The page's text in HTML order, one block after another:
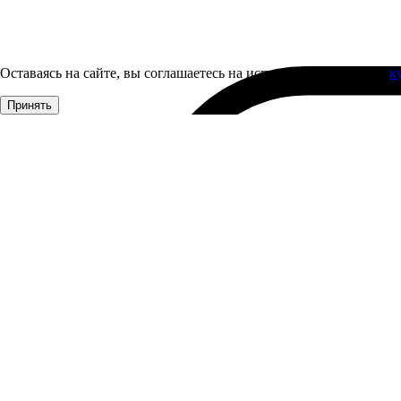
Оставаясь на сайте, вы соглашаетесь на использование файлов
Принять